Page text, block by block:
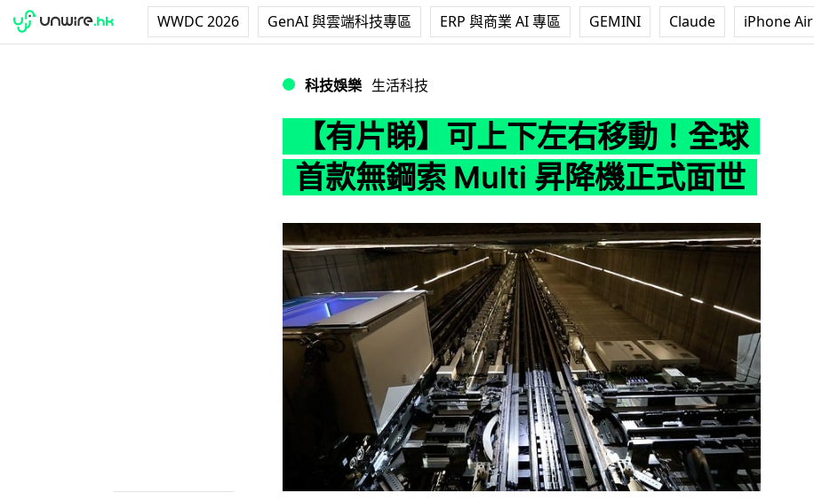
WWDC 2026 GenAI 與雲端科技專區 ERP 與商業 AI 專區 GEMINI Claude iPhone Air
科技娛樂 生活科技
【有片睇】可上下左右移動！全球
首款無鋼索 Multi 昇降機正式面世